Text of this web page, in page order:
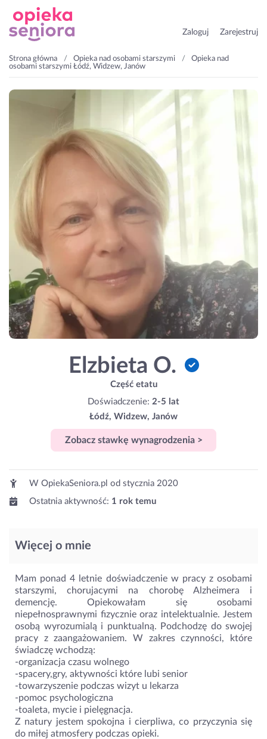
Zaloguj Zarejestruj
Strona główna Opieka nad osobami starszymi
Opieka nad
osobami starszymi Łódź, Widzew, Janów
Elzbieta O.
Część etatu
Doświadczenie: 2-5 lat
Łódź, Widzew, Janów
Zobacz stawkę wynagrodzenia >
W OpiekaSeniora.pl od stycznia 2020
Ostatnia aktywność: 1 rok temu
Więcej o mnie
Mam ponad 4 letnie doświadczenie w pracy z osobami
starszymi, chorujacymi na chorobę Alzheimera i
demencję. Opiekowałam się osobami
niepełnosprawnymi fizycznie oraz intelektualnie. Jestem
osobą wyrozumialą i punktualną. Podchodzę do swojej
pracy z zaangażowaniem. W zakres czynności, które
świadczę wchodzą:
-organizacja czasu wolnego
-spacery,gry, aktywności które lubi senior
-towarzyszenie podczas wizyt u lekarza
-pomoc psychologiczna
-toaleta, mycie i pielęgnacja.
Z natury jestem spokojna i cierpliwa, co przyczynia się
do miłej atmosfery podczas opieki.